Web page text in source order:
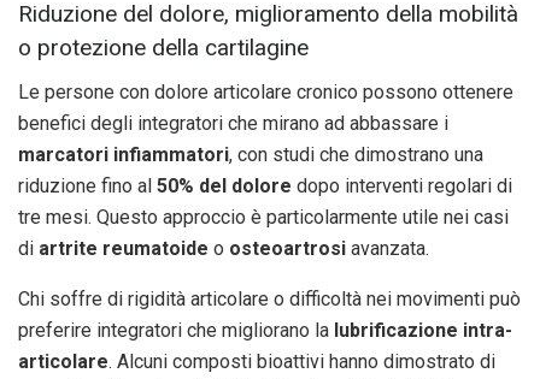
Riduzione del dolore, miglioramento della mobilità
o protezione della cartilagine
Le persone con dolore articolare cronico possono ottenere
benefici degli integratori che mirano ad abbassare i
marcatori infiammatori, con studi che dimostrano una
riduzione fino al 50% del dolore dopo interventi regolari di
tre mesi. Questo approccio è particolarmente utile nei casi
di artrite reumatoide o osteoartrosi avanzata.
Chi soffre di rigidità articolare o difficoltà nei movimenti può
preferire integratori che migliorano la lubrificazione intra-
articolare. Alcuni composti bioattivi hanno dimostrato di